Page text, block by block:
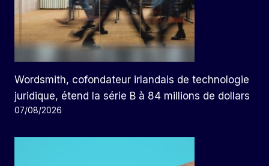
Wordsmith, cofondateur irlandais de technologie
juridique, étend la série B à 84 millions de dollars
07/08/2026